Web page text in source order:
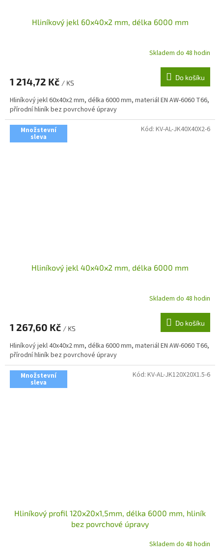
Hliníkový jekl 60x40x2 mm, délka 6000 mm
Skladem do 48 hodin
1 214,72 Kč / KS
Do košíku
Hliníkový jekl 60x40x2 mm, délka 6000 mm, materiál EN AW-6060 T66,
přírodní hliník bez povrchové úpravy
Množstevní
sleva
Hliníkový jekl 40x40x2 mm, délka 6000 mm
Skladem do 48 hodin
1 267,60 Kč / KS
Do košíku
Hliníkový jekl 40x40x2 mm, délka 6000 mm, materiál EN AW-6060 T66,
přírodní hliník bez povrchové úpravy
Kód: KV-AL-JK40X40X2-6
Množstevní
sleva
Hliníkový profil 120x20x1,5mm, délka 6000 mm, hliník
bez povrchové úpravy
Skladem do 48 hodin
Kód: KV-AL-JK120X20X1.5-6